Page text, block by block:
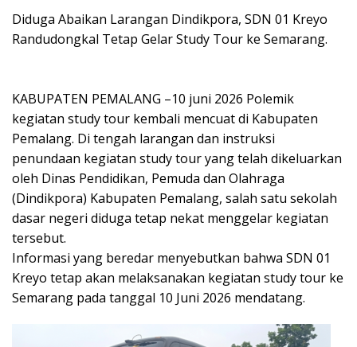
Diduga Abaikan Larangan Dindikpora, SDN 01 Kreyo
Randudongkal Tetap Gelar Study Tour ke Semarang.
KABUPATEN PEMALANG –10 juni 2026 Polemik
kegiatan study tour kembali mencuat di Kabupaten
Pemalang. Di tengah larangan dan instruksi
penundaan kegiatan study tour yang telah dikeluarkan
oleh Dinas Pendidikan, Pemuda dan Olahraga
(Dindikpora) Kabupaten Pemalang, salah satu sekolah
dasar negeri diduga tetap nekat menggelar kegiatan
tersebut.
Informasi yang beredar menyebutkan bahwa SDN 01
Kreyo tetap akan melaksanakan kegiatan study tour ke
Semarang pada tanggal 10 Juni 2026 mendatang.